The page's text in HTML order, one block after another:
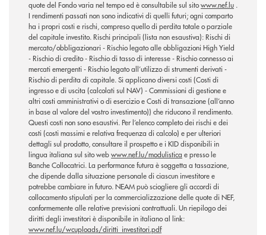
quote del Fondo varia nel tempo ed è consultabile sul sitowww.nef.lu .
I rendimenti passati non sono indicativi di quelli futuri; ogni comparto
ha i propri costi e rischi, compreso quello di perdita totale o parziale
del capitale investito. Rischi principali (lista non esaustiva): Rischi di
mercato/obbligazionari - Rischio legato alle obbligazioni High Yield
- Rischio di credito - Rischio di tasso di interesse - Rischio connesso ai
mercati emergenti - Rischio legato all’utilizzo di strumenti derivati -
Rischio di perdita di capitale. Si applicano diversi costi (Costi di
ingresso e di uscita (calcolati sul NAV) - Commissioni di gestione e
altri costi amministrativi o di esercizio e Costi di transazione (all’anno
in base al valore del vostro investimento)) che riducono il rendimento.
Questi costi non sono esaustivi. Per l’elenco completo dei rischi e dei
costi (costi massimi e relativa frequenza di calcolo) e per ulteriori
dettagli sul prodotto, consultare il prospetto e i KID disponibili in
lingua italiana sul sito webwww.nef.lu/modulistica e presso le
Banche Collocatrici. La performance futura è soggetta a tassazione,
che dipende dalla situazione personale di ciascun investitore e
potrebbe cambiare in futuro. NEAM può sciogliere gli accordi di
collocamento stipulati per la commercializzazione delle quote di NEF,
conformemente alle relative previsioni contrattuali. Un riepilogo dei
diritti degli investitori è disponibile in italiano al link:
www.nef.lu/wcuploads/diritti_investitori.pdf